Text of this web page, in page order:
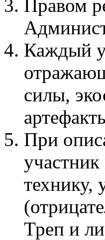
Правом
Каждый
силы,
При
технику,
Треп и